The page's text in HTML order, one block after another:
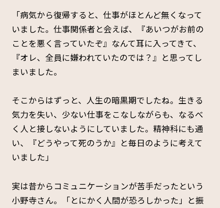
「病気から復帰すると、仕事がほとんど無くなって
いました。仕事関係者と会えば、『あいつがお前の
ことを悪く言っていたぞ』なんて耳に入ってきて、
『オレ、全員に嫌われていたのでは？』と思ってし
まいました。
そこからはずっと、人生の暗黒期でしたね。生きる
気力を失い、少ない仕事をこなしながらも、なるべ
く人と接しないようにしていました。精神科にも通
い、『どうやって死のうか』と毎日のように考えて
いました」
実は昔からコミュニケーションが苦手だったという
小野寺さん。「とにかく人間が恐ろしかった」と振